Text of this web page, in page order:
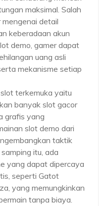
maksimal. Salah
detail
keberadaan akun
demo, gamer dapat
uang asli
mekanisme setiap
terkemuka yaitu
banyak slot gacor
grafis yang
slot demo dari
taktik
itu, ada
yang dapat dipercaya
seperti Gatot
yang memungkinkan
tanpa biaya.